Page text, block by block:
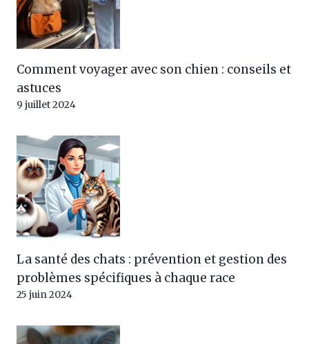
Comment voyager avec son chien : conseils et
astuces
9 juillet 2024
La santé des chats : prévention et gestion des
problèmes spécifiques à chaque race
25 juin 2024